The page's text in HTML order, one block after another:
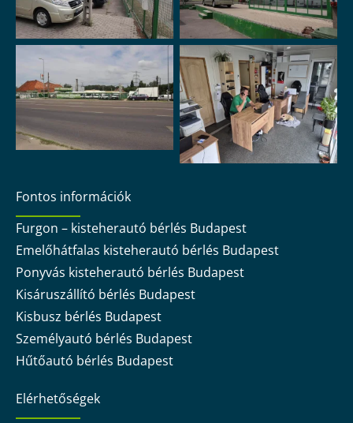
Fontos információk
Furgon – kisteherautó bérlés Budapest
Emelőhátfalas kisteherautó bérlés Budapest
Ponyvás kisteherautó bérlés Budapest
Kisáruszállító bérlés Budapest
Kisbusz bérlés Budapest
Személyautó bérlés Budapest
Hűtőautó bérlés Budapest
Elérhetőségek